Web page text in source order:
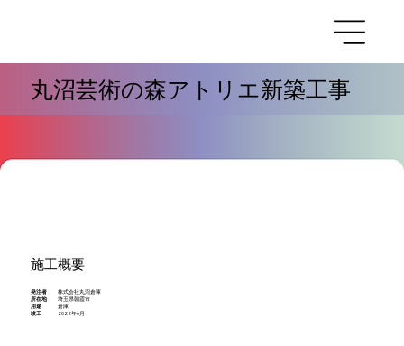
丸沼芸術の森アトリエ新築工事
施工概要
発注者 株式会社丸沼倉庫
所在地 埼玉県朝霞市
用途
倉庫
竣工 2022年6月